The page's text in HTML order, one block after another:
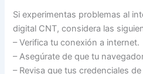
Si experimentas problemas al
digital CNT, considera las
– Verifica tu conexión a internet.
– Asegúrate de que tu
– Revisa que tus credenciales